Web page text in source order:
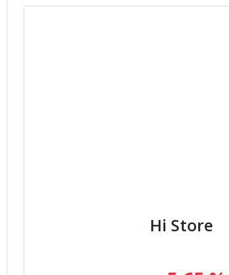
Hi Store